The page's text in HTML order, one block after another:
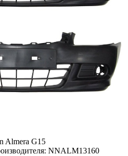
Almera G15
NNALM13160